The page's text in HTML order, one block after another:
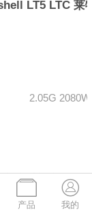
LT5 LTC 莱
2.05G 2080W
特币相类似

产品

我的